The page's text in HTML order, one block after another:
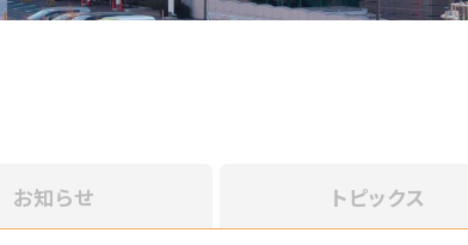
お知らせ トピックス